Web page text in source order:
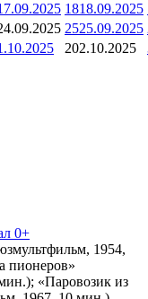
1818.09.2025
2525.09.2025
202.10.2025
0+
1954,
пионеров»
«Паровозик из